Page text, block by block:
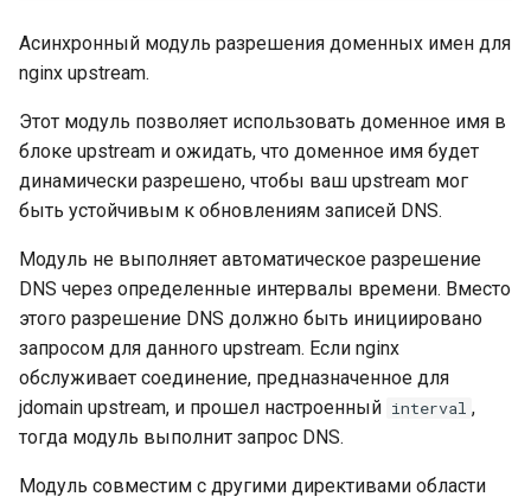
Асинхронный модуль разрешения доменных имен для
nginx upstream.
Этот модуль позволяет использовать доменное имя в
блоке upstream и ожидать, что доменное имя будет
динамически разрешено, чтобы ваш upstream мог
быть устойчивым к обновлениям записей DNS.
Модуль не выполняет автоматическое разрешение
DNS через определенные интервалы времени. Вместо
этого разрешение DNS должно быть инициировано
запросом для данного upstream. Если nginx
обслуживает соединение, предназначенное для
jdomain upstream, и прошел настроенный interval ,
тогда модуль выполнит запрос DNS.
Модуль совместим с другими директивами области